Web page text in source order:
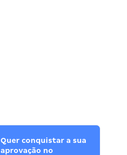
Quer conquistar a sua
aprovação no